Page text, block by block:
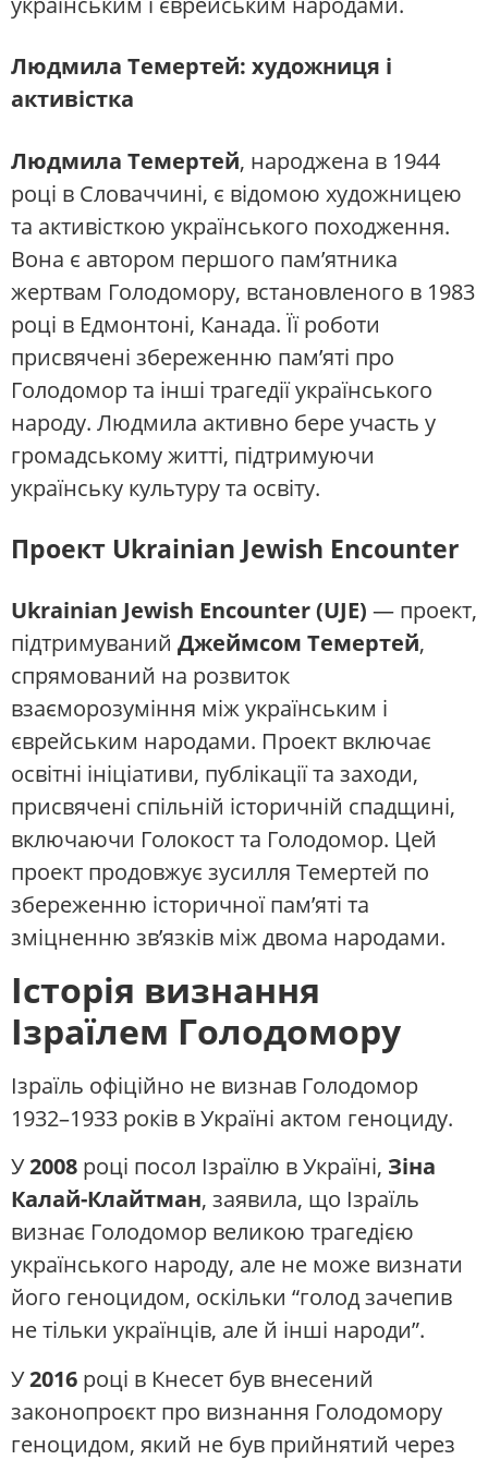
Людмила Темертей: художниця і
активістка
Людмила Темертей, народжена в 1944
році в Словаччині, є відомою художницею
та активісткою українського походження.
Вона є автором першого пам’ятника
жертвам Голодомору, встановленого в 1983
році в Едмонтоні, Канада. Її роботи
присвячені збереженню пам’яті про
Голодомор та інші трагедії українського
народу. Людмила активно бере участь у
громадському житті, підтримуючи
українську культуру та освіту.
Проект Ukrainian Jewish Encounter
Ukrainian Jewish Encounter (UJE) — проект,
підтримуваний Джеймсом Темертей,
спрямований на розвиток
взаєморозуміння між українським і
єврейським народами. Проект включає
освітні ініціативи, публікації та заходи,
присвячені спільній історичній спадщині,
включаючи Голокост та Голодомор. Цей
проект продовжує зусилля Темертей по
збереженню історичної пам’яті та
зміцненню зв’язків між двома народами.
Історія визнання
Ізраїлем Голодомору
Ізраїль офіційно не визнав Голодомор
1932–1933 років в Україні актом геноциду.
У2008 році посол Ізраїлю в Україні, Зіна
Калай-Клайтман, заявила, що Ізраїль
визнає Голодомор великою трагедією
українського народу, але не може визнати
його геноцидом, оскільки “голод зачепив
не тільки українців, але й інші народи”.
У2016 році в Кнесет був внесений
законопроєкт про визнання Голодомору
геноцидом, який не був прийнятий через